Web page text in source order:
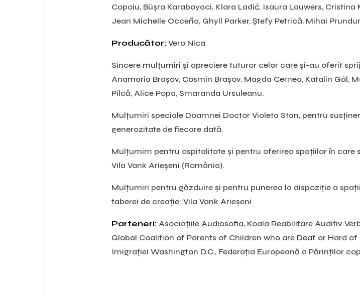
Copoiu, Büşra Karaboyaci, Klara Ladić, Isaura Lauwers,
Jean Michelle Occeña, Ghyll Parker, Ștefy Petrică, Mihai
Producător: Vero Nica
Sincere mulțumiri și apreciere tuturor celor care și-au oferit
Anamaria Brașov, Cosmin Brașov, Magda Cernea, Katalin Gál,
Pilcă, Alice Popa, Smaranda Ursuleanu.
Mulțumiri speciale Doamnei Doctor Violeta Stan, pentru
generozitate de fiecare dată.
Mulțumim pentru ospitalitate și pentru oferirea spațiilor în
Vila Vank Arieșeni (România).
Mulțumiri pentru găzduire și pentru punerea la dispoziție a
taberei de creație: Vila Vank Arieșeni
Parteneri: Asociațiile Audiosofia, Koala Reabilitare Auditiv
Global Coalition of Parents of Children who are Deaf or Hard of
Imigrației Washington D.C., Federația Europeană a Părinților